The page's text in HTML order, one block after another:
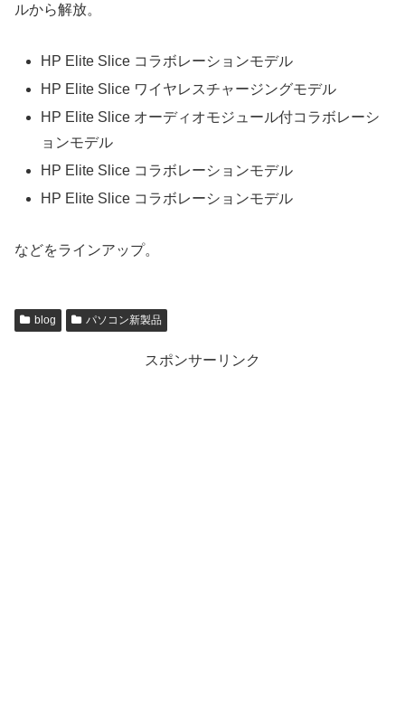
ルから解放。
HP Elite Slice コラボレーションモデル
HP Elite Slice ワイヤレスチャージングモデル
HP Elite Slice オーディオモジュール付コラボレーシ
ョンモデル
HP Elite Slice コラボレーションモデル
HP Elite Slice コラボレーションモデル
などをラインアップ。
blog パソコン新製品
スポンサーリンク